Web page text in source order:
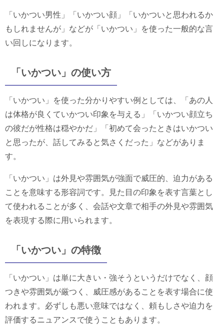
「いかつい男性」「いかつい顔」「いかついと思われるか
もしれませんが」などが「いかつい」を使った一般的な言
い回しになります。
「いかつい」の使い方
「いかつい」を使った分かりやすい例としては、「あの人
は体格が良くていかつい印象を与える」「いかつい顔立ち
の彼だが性格は穏やかだ」「初めて会ったときはいかつい
と思ったが、話してみると気さくだった」などがありま
す。
「いかつい」は外見や雰囲気が強面で威圧的、迫力がある
ことを意味する形容詞です。見た目の印象を表す言葉とし
て使われることが多く、会話や文章で相手の外見や雰囲気
を表現する際に用いられます。
「いかつい」の特徴
「いかつい」は単に大きい・強そうというだけでなく、顔
つきや雰囲気が厳つく、威圧感があることを表す場合に使
われます。必ずしも悪い意味ではなく、頼もしさや迫力を
評価するニュアンスで使うこともあります。